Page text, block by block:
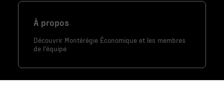
À propos
Découvrir Montérégie Économique et les membres
de l'équipe
En partageant
et votre
comportement